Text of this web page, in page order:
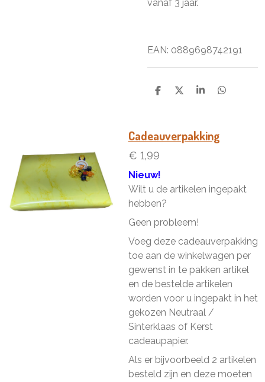
vanaf 3 jaar.
EAN: 0889698742191
D
D
S
e
D
Cadeauverpakking
€ 1,99
Nieuw!
Wilt u de artikelen ingepakt
hebben?
Geen probleem!
Voeg deze cadeauverpakking
toe aan de winkelwagen per
gewenst in te pakken artikel
en de bestelde artikelen
worden voor u ingepakt in het
gekozen Neutraal /
Sinterklaas of Kerst
cadeaupapier.
Als er bijvoorbeeld 2 artikelen
besteld zijn en deze moeten